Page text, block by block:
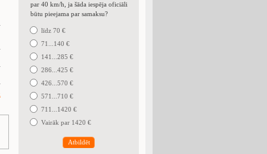
par 40 km/h, ja šāda iespēja oficiāli
būtu pieejama par samaksu?
līdz 70 €
71...140 €
141...285 €
286...425 €
426...570 €
571...710 €
711...1420 €
Vairāk par 1420 €
Atbildēt